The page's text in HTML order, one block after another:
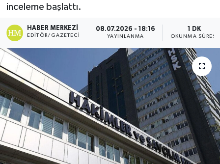
inceleme başlattı.
HABER MERKEZI
EDITÖR/GAZETECI
08.07.2026 - 18:16
YAYINLANMA
1 DK
OKUNMA SÜRESI
Teknoloji
Turizm
Kültür - Sanat
Lider Haber TV Canlı Yayın izle
Haber Arşivi